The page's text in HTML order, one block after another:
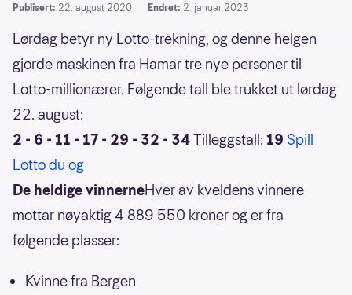
Publisert: 22. august 2020 Endret: 2. januar 2023
Lørdag betyr ny Lotto-trekning, og denne helgen
gjorde maskinen fra Hamar tre nye personer til
Lotto-millionærer. Følgende tall ble trukket ut lørdag
22. august:
2 - 6 - 11 - 17 - 29 - 32 - 34Tilleggstall: 19 Spill
Lotto du og
De heldige vinnerneHver av kveldens vinnere
mottar nøyaktig 4 889 550 kroner og er fra
følgende plasser:
Kvinne fra Bergen